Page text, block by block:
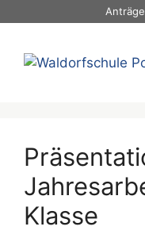
Anträge
Klasse